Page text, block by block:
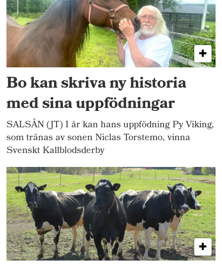
Bo kan skriva ny historia
med sina uppfödningar
SALSÅN (JT) I år kan hans uppfödning Py Viking,
som tränas av sonen Niclas Torstemo, vinna
Svenskt Kallblodsderby